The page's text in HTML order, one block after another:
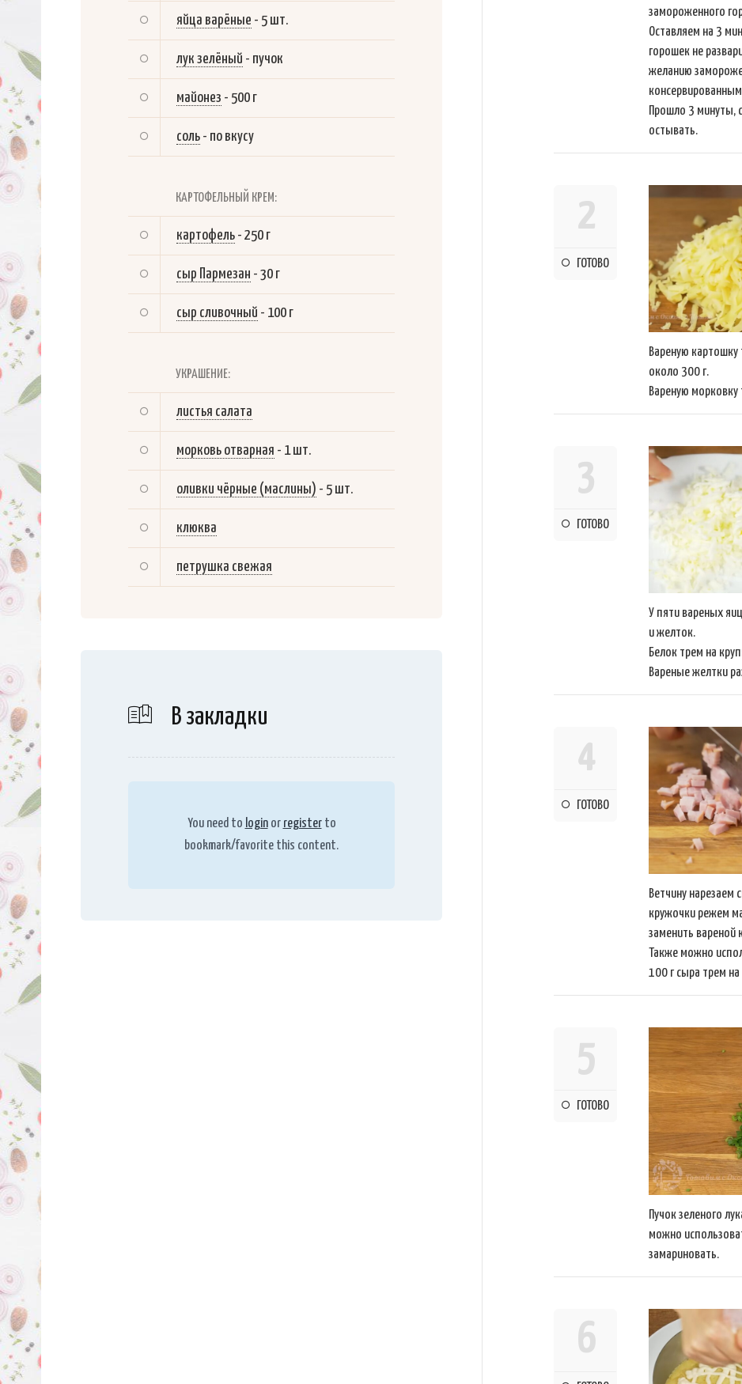
яйца варёные - 5 шт.
лук зелёный - пучок
майонез - 500 г
соль - по вкусу
КАРТОФЕЛЬНЫЙ КРЕМ:
картофель - 250 г
сыр Пармезан - 30 г
сыр сливочный - 100 г
УКРАШЕНИЕ:
листья салата
морковь отварная - 1 шт.
оливки чёрные (маслины) - 5 шт.
клюква
петрушка свежая
В закладки
You need to loginor registerto
bookmark/favorite this content.
замороженного
Оставляем на 3
горошек не
желанию
Прошло 3 минуты,
остывать.
2
ГОТОВО
Вареную картошку
около 300 г.
Вареную морковку
3
ГОТОВО
У пяти вареных
и желток.
Белок трем на
Вареные желтки
4
ГОТОВО
Ветчину нарезаем
кружочки режем
заменить вареной
Также можно
100 г сыра трем
5
ГОТОВО
Пучок зеленого
можно
замариновать.
6